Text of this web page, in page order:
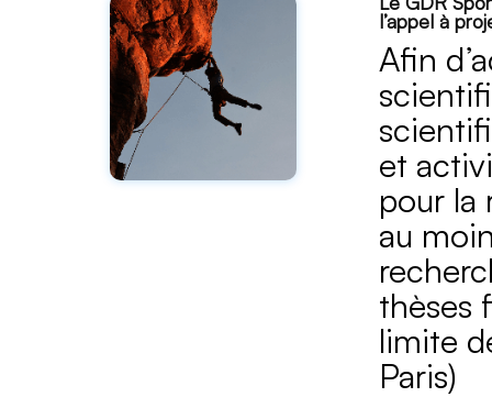
l’appel à
Afin
et
pour la
au
thèses
limite
Paris)